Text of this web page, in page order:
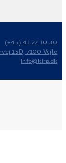
(+45) 41 27 10 30
15D, 7100 Vejle
info@kirp.dk